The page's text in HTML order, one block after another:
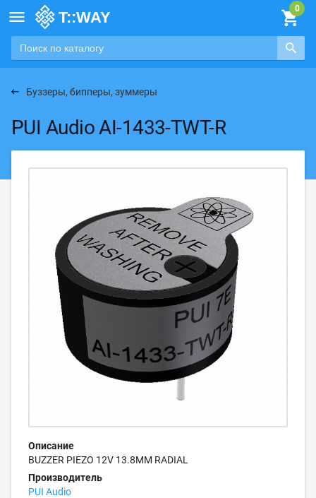

Буззеры, бипперы, зуммеры
PUI Audio AI-1433-TWT-R
Описание
BUZZER PIEZO 12V 13.8MM RADIAL
Производитель
PUI Audio